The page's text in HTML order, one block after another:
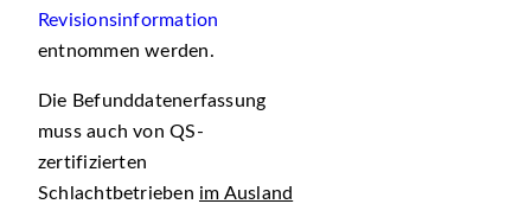
Revisionsinformation
entnommen werden.
Die Befunddatenerfassung
muss auch von QS-
zertifizierten
Schlachtbetrieben im Ausland